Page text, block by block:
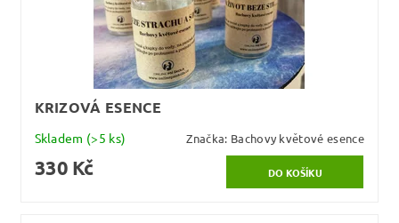
KRIZOVÁ ESENCE
Skladem (>5 ks) Značka: Bachovy květové esence
330 Kč